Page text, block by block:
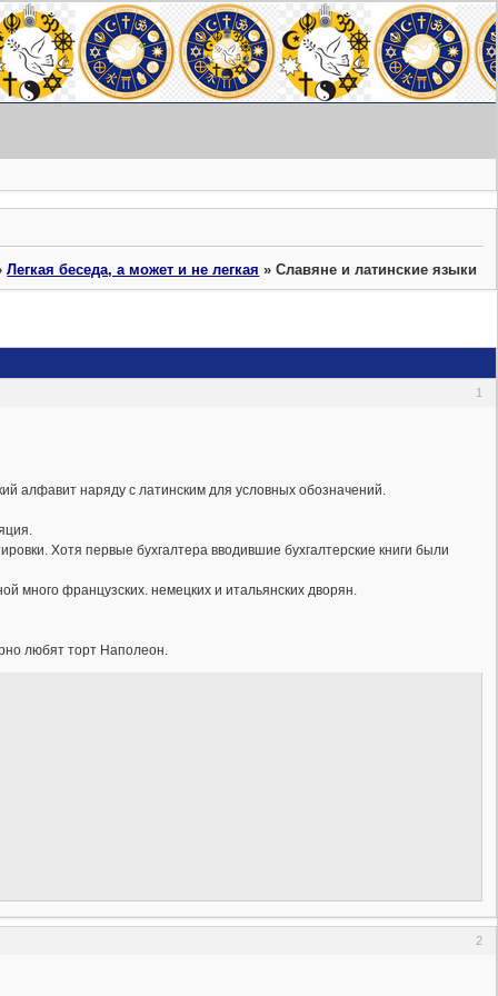
Легкая беседа, а может и не легкая »Славяне и латинские языки
1
алфавит наряду с латинским для условных обозначений.
Хотя первые бухгалтера вводившие бухгалтерские книги были
много французских. немецких и итальянских дворян.
любят торт Наполеон.
2